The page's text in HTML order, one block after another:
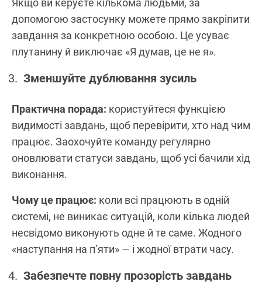
допомогою застосунку можете прямо закріпити
завдання за конкретною особою. Це усуває
плутанину й виключає «Я думав, це не я».
Зменшуйте дублювання зусиль
Практична порада: користуйтеся функцією
видимості завдань, щоб перевірити, хто над чим
працює. Заохочуйте команду регулярно
оновлювати статуси завдань, щоб усі бачили хід
виконання.
Чому це працює: коли всі працюють в одній
системі, не виникає ситуацій, коли кілька людей
несвідомо виконують одне й те саме. Жодного
«наступання на п’яти» — і жодної втрати часу.
Забезпечте повну прозорість завдань